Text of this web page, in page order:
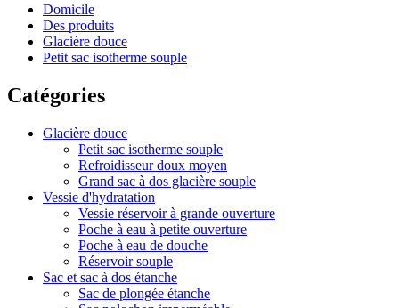
Domicile
Des produits
Glacière douce
Petit sac isotherme souple
Catégories
Glacière douce
Petit sac isotherme souple
Refroidisseur doux moyen
Grand sac à dos glacière souple
Vessie d'hydratation
Vessie réservoir à grande ouverture
Poche à eau à petite ouverture
Poche à eau de douche
Réservoir souple
Sac et sac à dos étanche
Sac de plongée étanche